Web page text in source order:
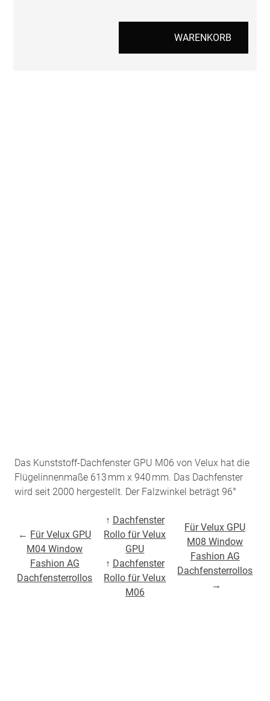
WARENKORB
Das Kunststoff-Dachfenster GPU M06 von Velux hat die
Flügelinnenmaße 613 mm x 940 mm. Das Dachfenster
wird seit 2000 hergestellt. Der Falzwinkel beträgt 96°
← Für Velux GPU
M04 Window
Fashion AG
Dachfensterrollos
↑ Dachfenster
Rollo für Velux
GPU
↑ Dachfenster
Rollo für Velux
M06
Für Velux GPU
M08 Window
Fashion AG
Dachfensterrollos
→